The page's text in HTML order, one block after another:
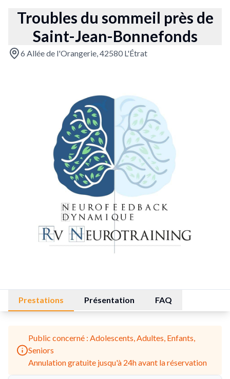
Troubles du sommeil près de
Saint-Jean-Bonnefonds
6 Allée de l'Orangerie, 42580 L'Étrat
Prestations Présentation FAQ
Public concerné : Adolescents, Adultes, Enfants,
Seniors
Annulation gratuite jusqu'à 24h avant la réservation